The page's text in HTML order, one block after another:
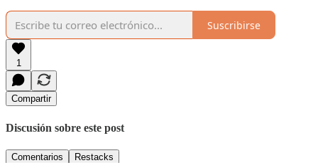
Suscribirse
1
Compartir
Discusión sobre este post
Comentarios Restacks